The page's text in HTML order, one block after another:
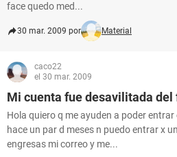
face quedo med...
30 mar. 2009 por Material
caco22
el 30 mar. 2009
Mi cuenta fue desavilitada del
Hola quiero q me ayuden a poder
hace un par d meses n puedo entrar x
engresas mi correo y me...